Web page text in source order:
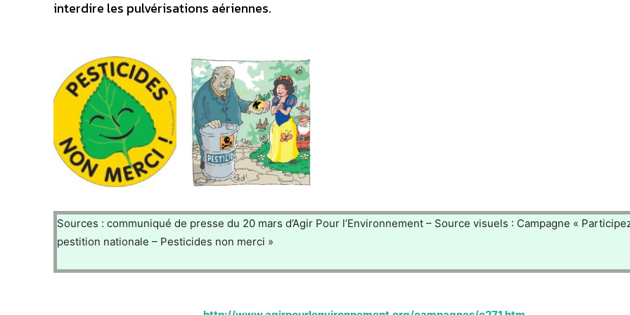
interdire les pulvérisations aériennes.
Sources : communiqué de presse du 20 mars d’Agir Pour l’Environnement – Source visuels : Campagne «
pestition nationale – Pesticides non merci »